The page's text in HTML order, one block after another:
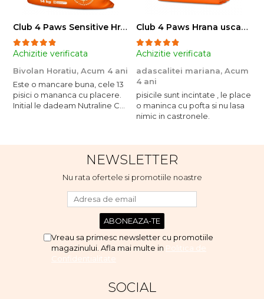
Club 4 Paws Sensitive Hrana uscata pisici adulte, 14kg
Achizitie verificata
Bivolan Horatiu, Acum 4 ani
Este o mancare buna, cele 13
pisici o mananca cu placere.
Initial le dadeam Nutraline Cat
evita, nu o mananca cu
placere. Eu sunt multumit si
Club 4 Paws Hrana uscata pisici sterilizate, 2kg
Achizitie verificata
adascalitei mariana, Acum
4 ani
pisicile sunt incintate , le place
o maninca cu pofta si nu lasa
nimic in castronele.
NEWSLETTER
Nu rata ofertele si promotiile noastre
Vreau sa primesc newsletter cu promotiile
magazinului. Afla mai multe in Politica de
Confidentialitate
SOCIAL